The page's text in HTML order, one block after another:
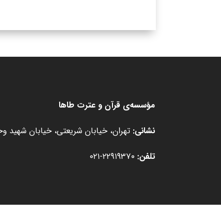
مؤسسه‌ی قرآن و عترت طاها
نشانی: تهران، خیابان شریعتی، خیابان شهید
تلفن: